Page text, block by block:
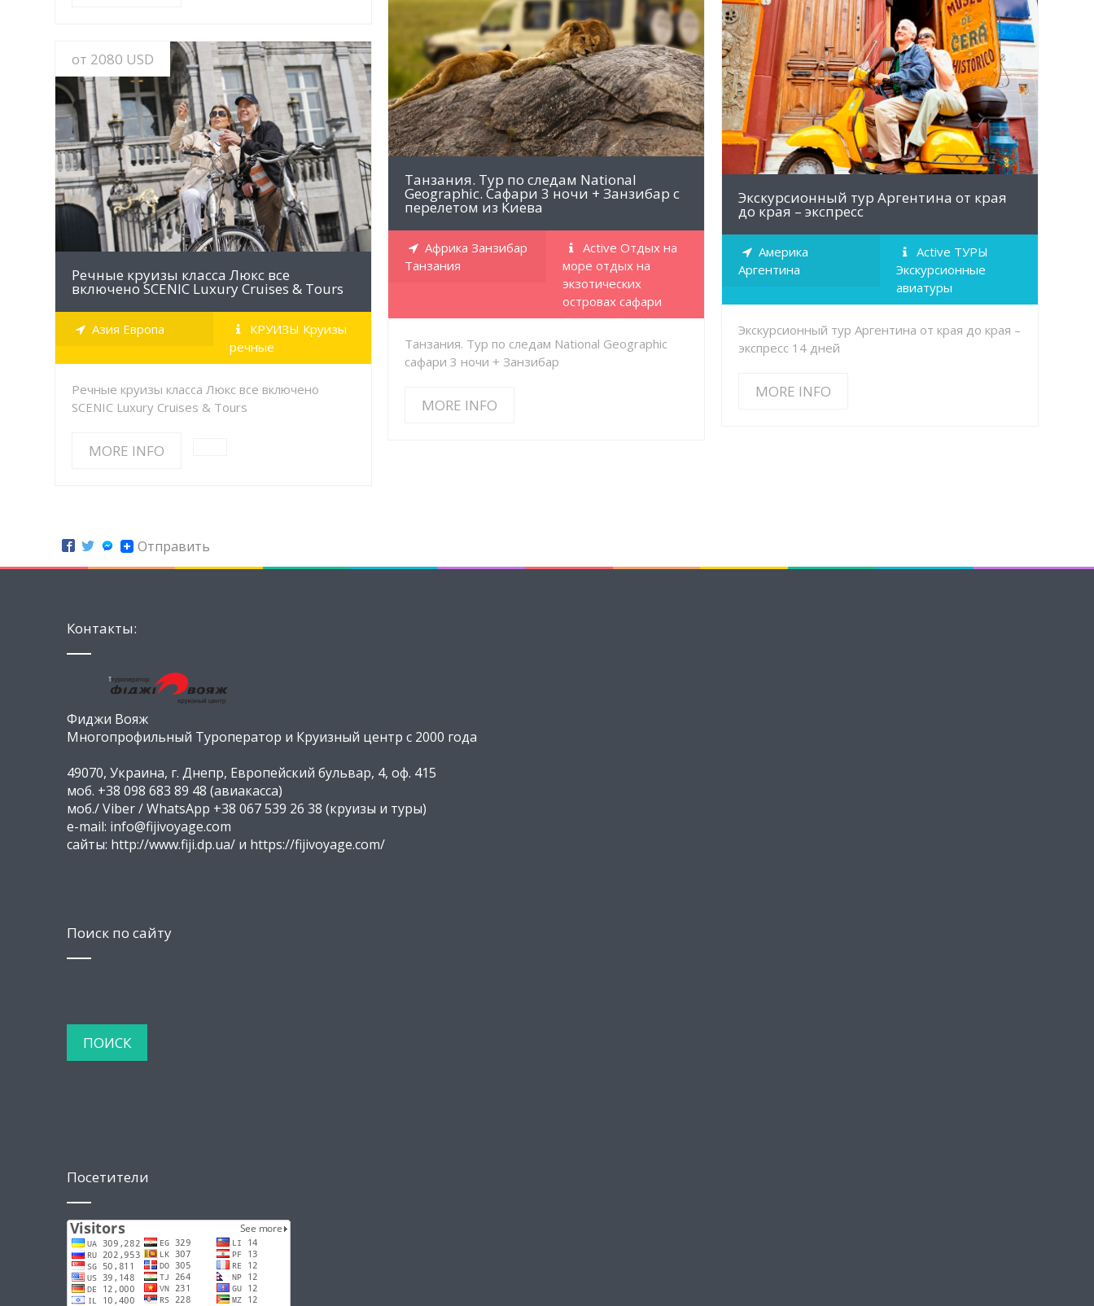
MORE INFO
Танзания. Тур по следам National
Geographic. Сафари 3 ночи + Занзибар с
перелетом из Киева
Африка Занзибар
Танзания
Active Отдых на
море отдых на
экзотических
островах сафари
Танзания. Тур по следам National Geographic
сафари 3 ночи + Занзибар
MORE INFO
MORE INFO
Экскурсионный тур Аргентина от края
до края – экспресс
Америка
Аргентина
Active ТУРЫ
Экскурсионные
авиатуры
Экскурсионный тур Аргентина от края до края –
экспресс 14 дней
MORE INFO
от 2080 USD
MORE INFO
Речные круизы класса Люкс все
включено SCENIC Luxury Cruises & Tours
Азия Европа
КРУИЗЫ Круизы
речные
Речные круизы класса Люкс все включено
SCENIC Luxury Cruises & Tours
MORE INFO
Отправить
Контакты:
Фиджи Вояж
Многопрофильный Туроператор и Круизный центр с 2000 года
49070, Украина, г. Днепр, Европейский бульвар, 4, оф. 415
моб. +38 098 683 89 48 (авиакасса)
моб./ Viber / WhatsApp +38 067 539 26 38 (круизы и туры)
e-mail: info@fijivoyage.com
сайты: http://www.fiji.dp.ua/ и https://fijivoyage.com/
Поиск по сайту
Посетители